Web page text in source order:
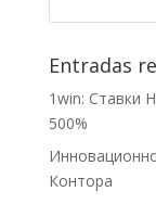
Entradas
1win: Ставки
500%
Контора